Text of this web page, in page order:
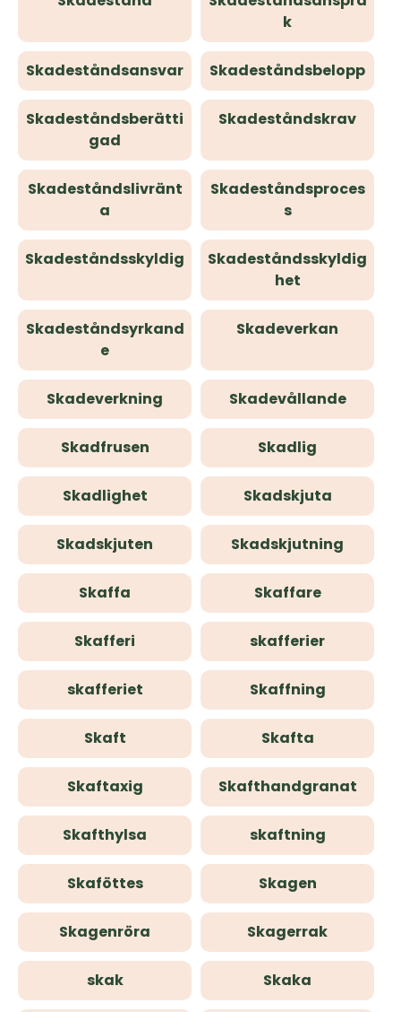
k
Skadeståndsansvar Skadeståndsbelopp
Skadeståndsberätti
gad
Skadeståndskrav
Skadeståndslivränt
a
Skadeståndsproces
s
Skadeståndsskyldig
Skadeståndsskyldig
het
Skadeståndsyrkand
e
Skadeverkan
Skadeverkning Skadevållande
Skadfrusen Skadlig
Skadlighet Skadskjuta
Skadskjuten Skadskjutning
Skaffa Skaffare
Skafferi skafferier
skafferiet Skaffning
Skaft Skafta
Skaftaxig Skafthandgranat
Skafthylsa skaftning
Skaföttes Skagen
Skagenröra Skagerrak
skak Skaka